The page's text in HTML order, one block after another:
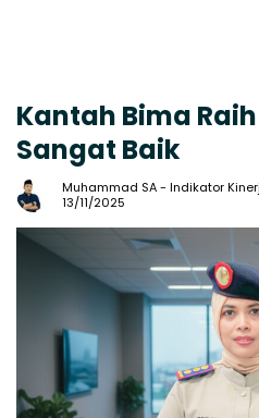
Kantah Bima
Sangat Baik
Muhammad SA- Indikator
13/11/2025